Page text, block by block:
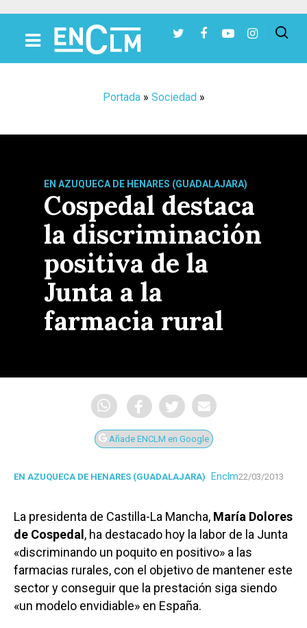
Portada» Sociedad»
EN AZUQUECA DE HENARES (GUADALAJARA)
Cospedal destaca
la discriminación
positiva de la
Junta a la
farmacia rural
Añade ENCLM en Google
EN AZUQUECA DE HENARES (GUADALAJARA) Enclm22/03/2013
La presidenta de Castilla-La Mancha, María Dolores
de Cospedal , ha destacado hoy la labor de la Junta
«discriminando un poquito en positivo» a las
farmacias rurales, con el objetivo de mantener este
sector y conseguir que la prestación siga siendo
«un modelo envidiable» en España.